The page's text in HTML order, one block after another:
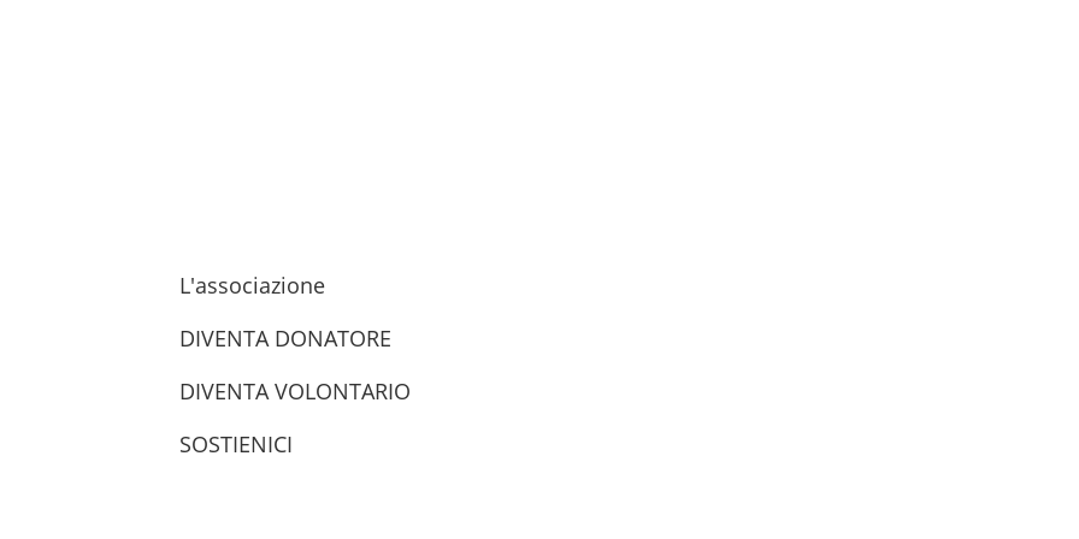
L'associazione
DIVENTA DONATORE
DIVENTA VOLONTARIO
SOSTIENICI